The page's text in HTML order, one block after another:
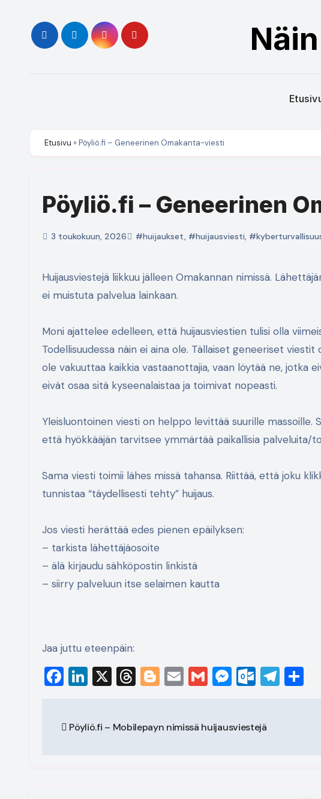
content
Etusivu »Pöyliö.fi – Geneerinen Omakanta-viesti
Pöyliö.fi – Geneerinen
3 toukokuun, 2026 #huijaukset, #huijausviesti,
Huijausviestejä liikkuu jälleen Omakannan nimissä. Lähettäjän nimenä voi näkyä Omakanta, mutta viestin ulkoasu
ei muistuta palvelua lainkaan.
Moni ajattelee edelleen, että huijausviestien tulisi olla
Todellisuudessa näin ei aina ole. Tällaiset geneeriset
ole vakuuttaa kaikkia vastaanottajia, vaan löytää ne, jotka
eivät osaa sitä kyseenalaistaa ja toimivat nopeasti.
Yleisluontoinen viesti on helppo levittää suurille massoille.
että hyökkääjän tarvitsee ymmärtää paikallisia palveluita/
Sama viesti toimii lähes missä tahansa. Riittää, että joku
tunnistaa “täydellisesti tehty” huijaus.
Jos viesti herättää edes pienen epäilyksen:
– tarkista lähettäjäosoite
– älä kirjaudu sähköpostin linkistä
– siirry palveluun itse selaimen kautta
Jaa juttu eteenpäin:
Facebook
LinkedIn
X Threads
Blogger
EmailGmailMessenger
selaus
Pöyliö.fi – Mobilepayn nimissä huijausviestejä